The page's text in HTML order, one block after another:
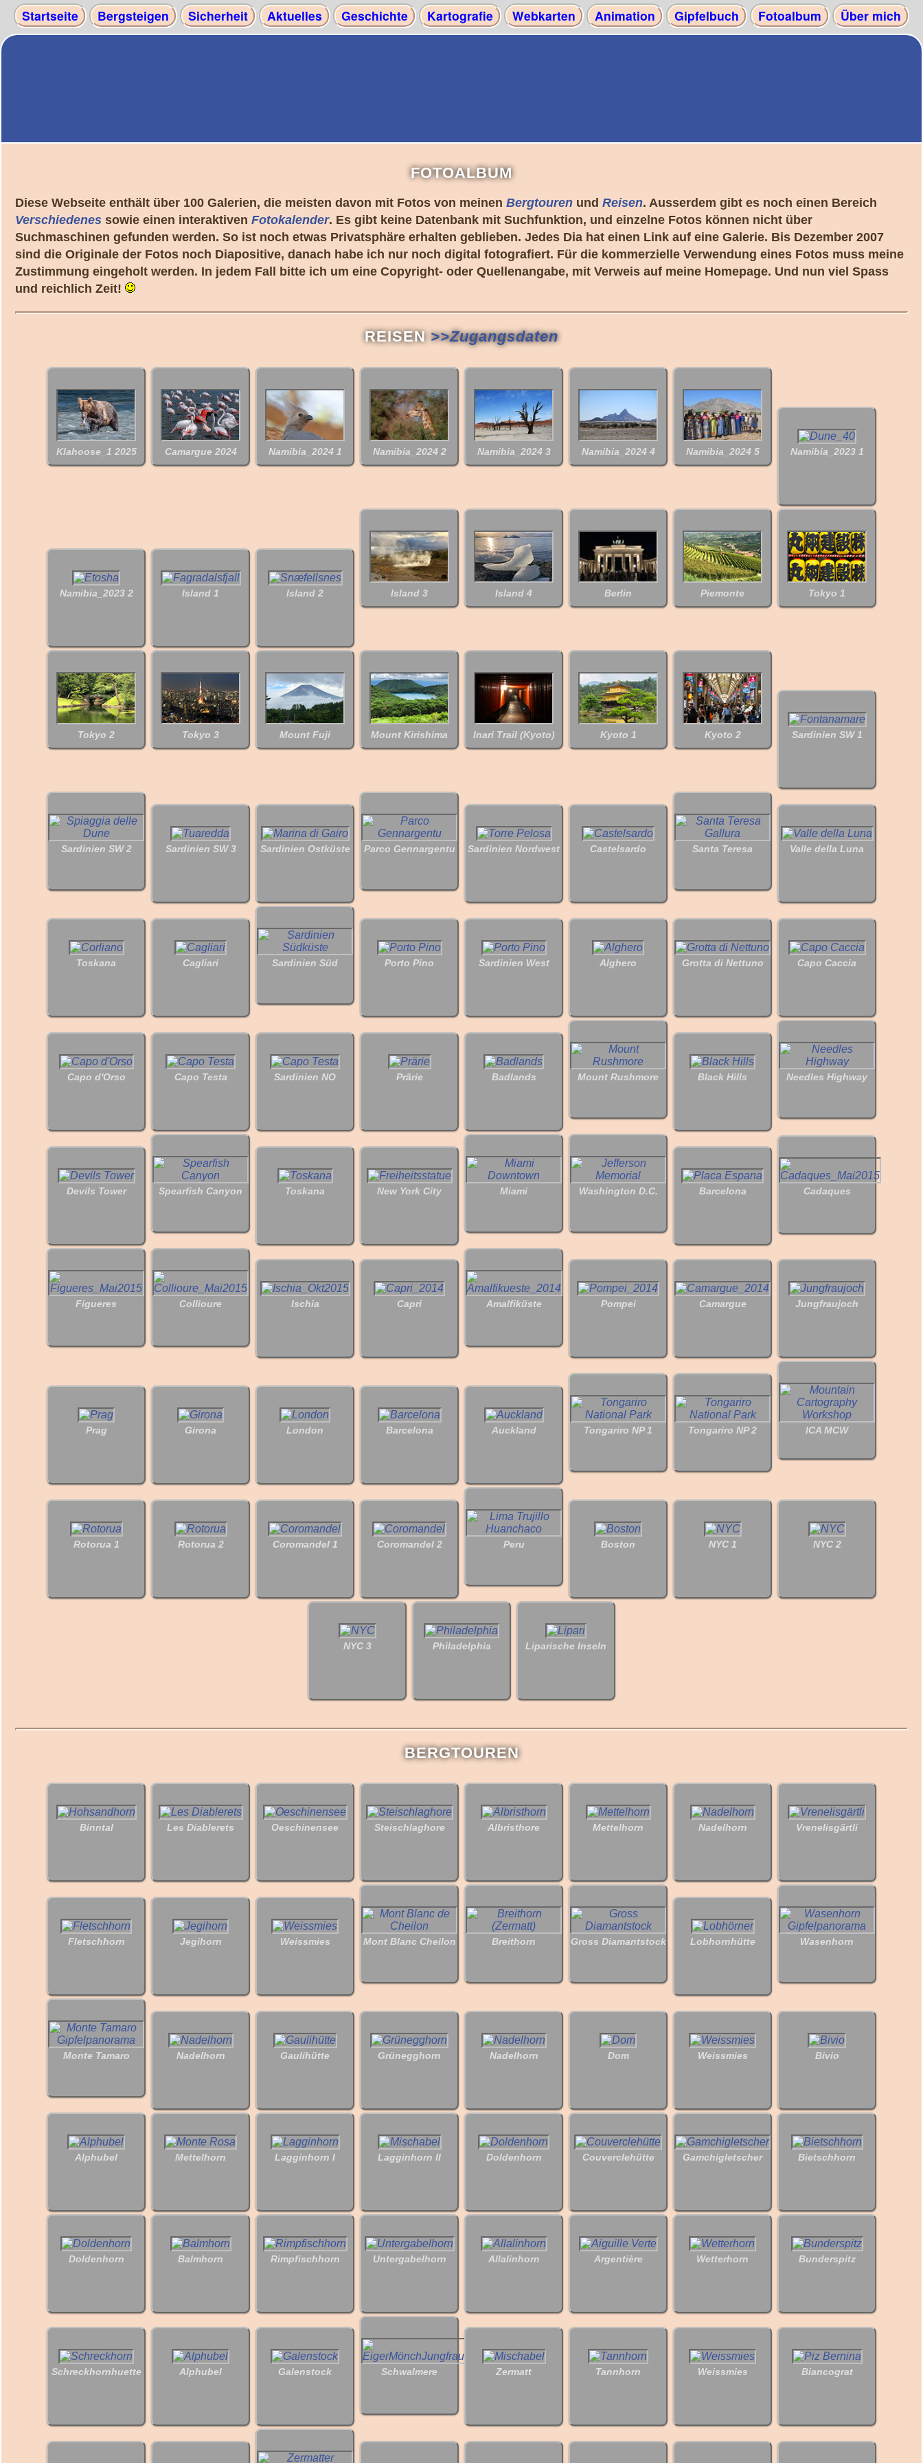
Startseite Bergsteigen Sicherheit Aktuelles Geschichte Kartografie Webkarten Animation Gipfelbuch Fotoalbum Über mich
FOTOALBUM
Diese Webseite enthält über 100 Galerien, die meisten davon mit Fotos von meinen Bergtouren und Reisen. Ausserdem gibt es noch einen Bereich
Verschiedenes sowie einen interaktiven Fotokalender. Es gibt keine Datenbank mit Suchfunktion, und einzelne Fotos können nicht über
Suchmaschinen gefunden werden. So ist noch etwas Privatsphäre erhalten geblieben. Jedes Dia hat einen Link auf eine Galerie. Bis Dezember 2007
sind die Originale der Fotos noch Diapositive, danach habe ich nur noch digital fotografiert. Für die kommerzielle Verwendung eines Fotos muss meine
Zustimmung eingeholt werden. In jedem Fall bitte ich um eine Copyright- oder Quellenangabe, mit Verweis auf meine Homepage. Und nun viel Spass
und reichlich Zeit!
REISEN >>Zugangsdaten
Klahoose_1 2025 Camargue 2024 Namibia_2024 1 Namibia_2024 2 Namibia_2024 3 Namibia_2024 4 Namibia_2024 5 Namibia_2023 1
Namibia_2023 2 Island 1 Island 2 Island 3 Island 4 Berlin Piemonte Tokyo 1
Tokyo 2 Tokyo 3 Mount Fuji Mount Kirishima Inari Trail (Kyoto) Kyoto 1 Kyoto 2 Sardinien SW 1
Sardinien SW 2 Sardinien SW 3 Sardinien Ostküste Parco Gennargentu Sardinien Nordwest Castelsardo Santa Teresa Valle della Luna
Toskana Cagliari Sardinien Süd Porto Pino Sardinien West Alghero Grotta di Nettuno Capo Caccia
Capo d'Orso Capo Testa Sardinien NO Prärie Badlands Mount Rushmore Black Hills Needles Highway
Devils Tower Spearfish Canyon Toskana New York City Miami Washington D.C. Barcelona Cadaques
Figueres Collioure Ischia Capri Amalfiküste Pompei Camargue Jungfraujoch
Prag Girona London Barcelona Auckland Tongariro NP 1 Tongariro NP 2 ICA MCW
Rotorua 1 Rotorua 2 Coromandel 1 Coromandel 2 Peru Boston NYC 1 NYC 2
NYC 3 Philadelphia Liparische Inseln
BERGTOUREN
Binntal Les Diablerets Oeschinensee Steischlaghore Albristhore Mettelhorn Nadelhorn Vrenelisgärtli
Fletschhorn Jegihorn Weissmies Mont Blanc Cheilon Breithorn Gross Diamantstock Lobhornhütte Wasenhorn
Monte Tamaro Nadelhorn Gaulihütte Grünegghorn Nadelhorn Dom Weissmies Bivio
Alphubel Mettelhorn Lagginhorn I Lagginhorn II Doldenhorn Couverclehütte Gamchigletscher Bietschhorn
Doldenhorn Balmhorn Rimpfischhorn Untergabelhorn Allalinhorn Argentière Wetterhorn Bunderspitz
Schreckhornhuette Alphubel Galenstock Schwalmere Zermatt Tannhorn Weissmies Biancograt